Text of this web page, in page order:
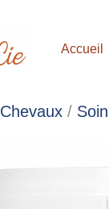
Accueil
Chevaux /